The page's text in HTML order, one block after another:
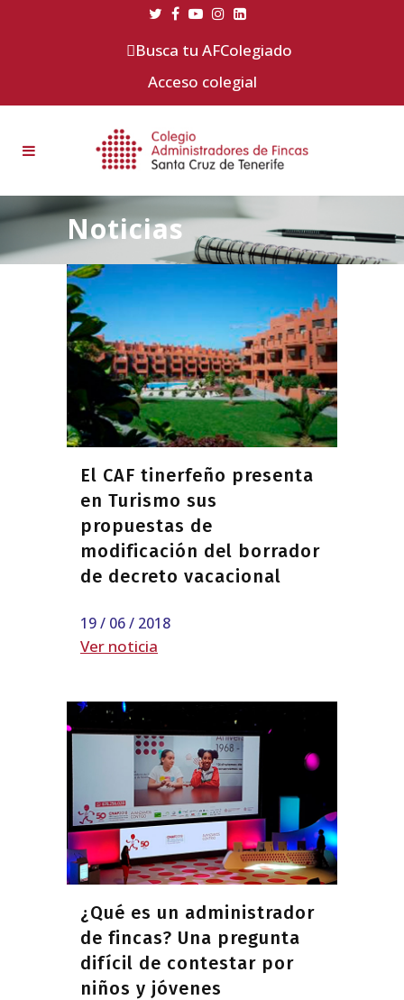
Busca tu AFColegiado
Acceso colegial
Noticias
El CAF tinerfeño presenta
en Turismo sus
propuestas de
modificación del borrador
de decreto vacacional
19 / 06 / 2018
Ver noticia
¿Qué es un administrador
de fincas? Una pregunta
difícil de contestar por
niños y jóvenes